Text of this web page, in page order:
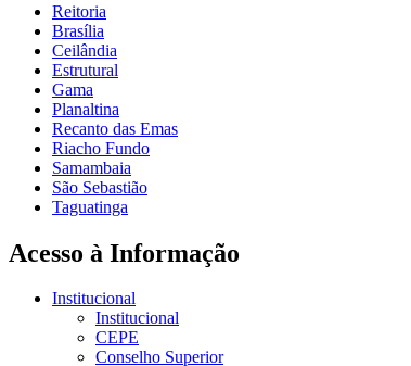
Reitoria
Brasília
Ceilândia
Estrutural
Gama
Planaltina
Recanto das Emas
Riacho Fundo
Samambaia
São Sebastião
Taguatinga
Acesso à Informação
Institucional
Institucional
CEPE
Conselho Superior